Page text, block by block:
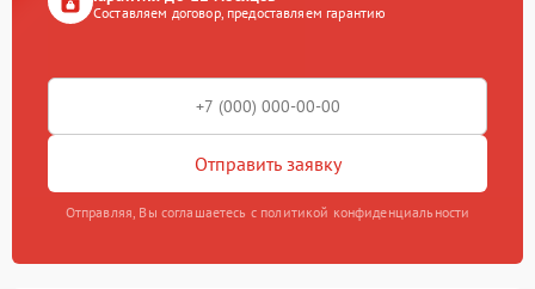
Составляем договор, предоставляем гарантию
Отправить заявку
Отправляя, Вы соглашаетесь с политикой конфиденциальности